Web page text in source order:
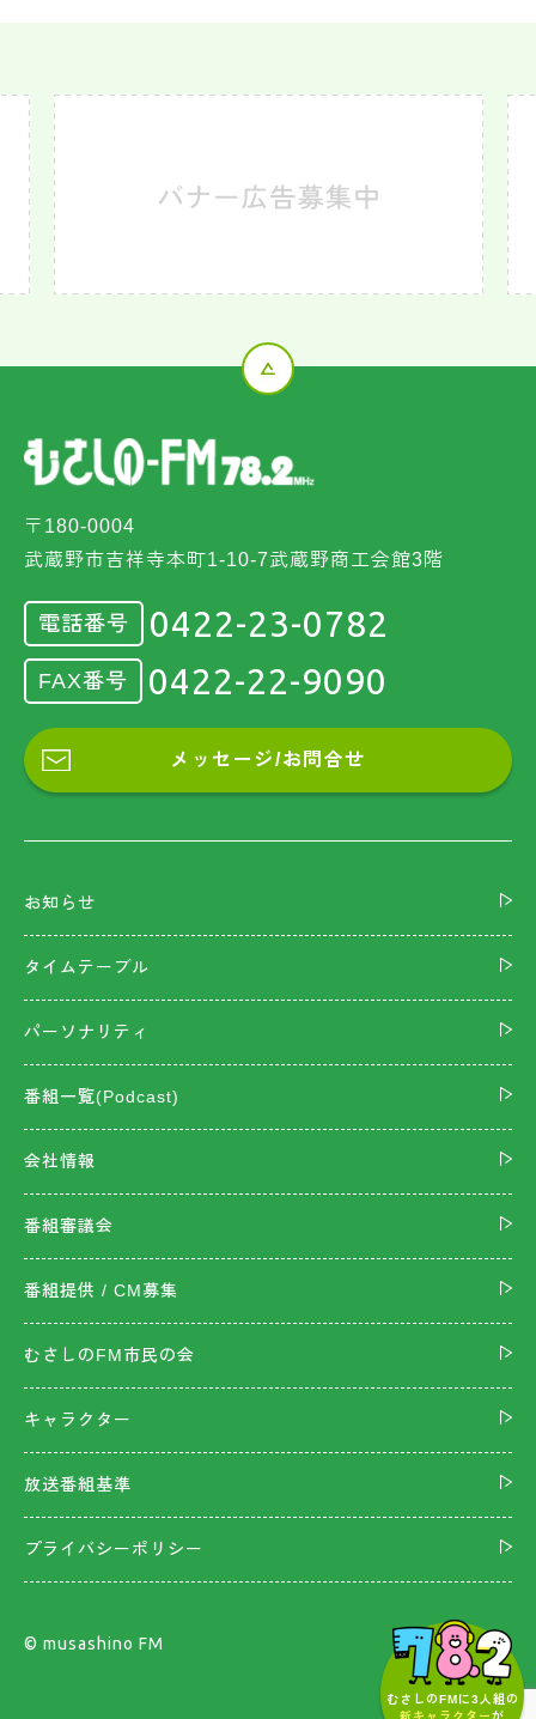
むさしのFMに3人組の
新キャラクターが
〒180-0004
武蔵野市吉祥寺本町1-10-7武蔵野商工会館3階
電話番号 0422-23-0782
FAX番号 0422-22-9090
メッセージ/お問合せ
お知らせ
タイムテーブル
パーソナリティ
番組一覧(Podcast)
会社情報
番組審議会
番組提供 / CM募集
むさしのFM市民の会
キャラクター
放送番組基準
プライバシーポリシー
©︎ musashino FM